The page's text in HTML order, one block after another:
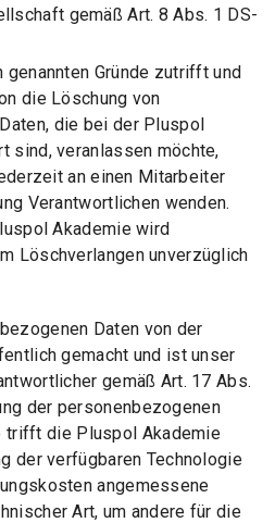
gemäß Art. 8 Abs. 1 DS-
Gründe zutrifft und
die Löschung von
die bei der Pluspol
sind, veranlassen möchte,
an einen Mitarbeiter
Verantwortlichen wenden.
Akademie wird
Löschverlangen unverzüglich
Daten von der
gemacht und ist unser
gemäß Art. 17 Abs.
der personenbezogenen
trifft die Pluspol Akademie
der verfügbaren Technologie
angemessene
Art, um andere für die